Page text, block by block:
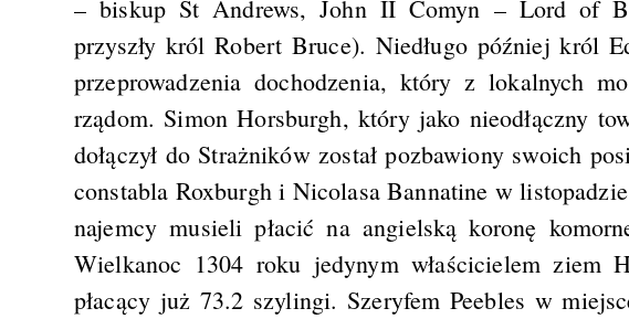
– biskup St Andrews, John II Comyn – Lord of
przyszły król Robert Bruce). Niedługo później król
przeprowadzenia dochodzenia, który z lokalnych
rządom. Simon Horsburgh, który jako nieodłączny
dołączył do Strażników został pozbawiony swoich
constabla Roxburgh i Nicolasa Bannatine w
najemcy musieli płacić na angielską koronę
Wielkanoc 1304 roku jedynym właścicielem ziem
płacący już 73.2 szylingi. Szeryfem Peebles w